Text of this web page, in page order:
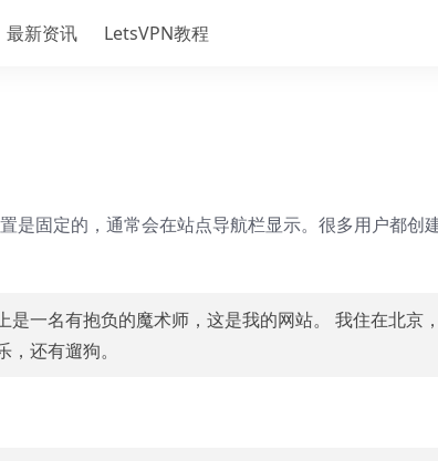
最新资讯 LetsVPN教程
是固定的，通常会在站点导航栏显示。很多用户都创
是一名有抱负的魔术师，这是我的网站。 我住在北京
还有遛狗。